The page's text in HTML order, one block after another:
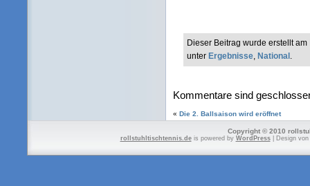
Dieser Beitrag wurde erstellt
unter Ergebnisse, National .
Kommentare sind
« Die 2. Ballsaison wird eröffnet
Copyright © 2010
rollstuhltischtennis.deis powered by WordPress| Design von